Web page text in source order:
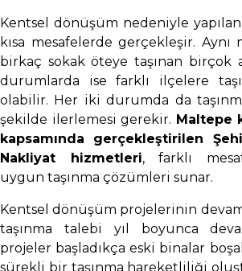
Kentsel dönüşüm nedeniyle
kısa mesafelerde gerçekleşir.
birkaç sokak öteye taşınan birçok
durumlarda ise farklı ilçelere
olabilir. Her iki durumda da
şekilde ilerlemesi gerekir. Maltepe
kapsamında gerçekleştirilen
Nakliyat hizmetleri, farklı
uygun taşınma çözümleri sunar.
Kentsel dönüşüm projelerinin
taşınma talebi yıl boyunca
projeler başladıkça eski binalar
sürekli bir taşınma hareketliliği